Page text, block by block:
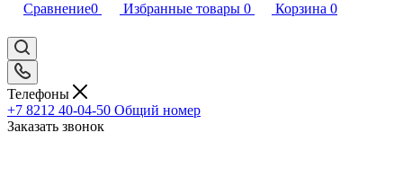
Сравнение0 Избранные товары 0 Корзина 0
Телефоны
+7 8212 40-04-50 Общий номер
Заказать звонок